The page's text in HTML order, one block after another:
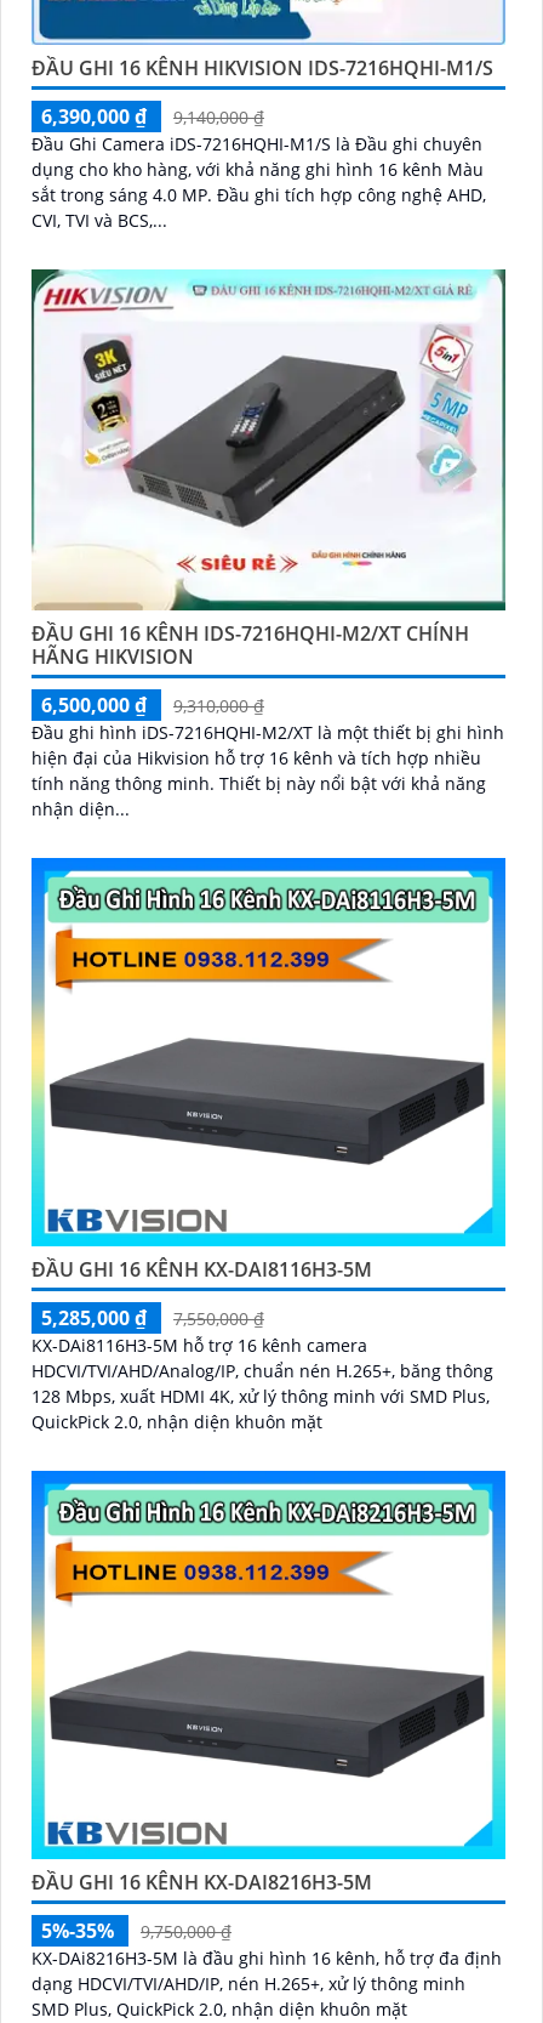
ĐẦU GHI 16 KÊNH HIKVISION IDS-7216HQHI-M1/S
6,390,000 ₫
9,140,000 ₫
Đầu Ghi Camera iDS-7216HQHI-M1/S là Đầu ghi chuyên
dụng cho kho hàng, với khả năng ghi hình 16 kênh Màu
sắt trong sáng 4.0 MP. Đầu ghi tích hợp công nghệ AHD,
CVI, TVI và BCS,...
ĐẦU GHI 16 KÊNH IDS-7216HQHI-M2/XT CHÍNH
HÃNG HIKVISION
6,500,000 ₫
9,310,000 ₫
Đầu ghi hình iDS-7216HQHI-M2/XT là một thiết bị ghi hình
hiện đại của Hikvision hỗ trợ 16 kênh và tích hợp nhiều
tính năng thông minh. Thiết bị này nổi bật với khả năng
nhận diện...
ĐẦU GHI 16 KÊNH KX-DAI8116H3-5M
5,285,000 ₫
7,550,000 ₫
KX-DAi8116H3-5M hỗ trợ 16 kênh camera
HDCVI/TVI/AHD/Analog/IP, chuẩn nén H.265+, băng thông
128 Mbps, xuất HDMI 4K, xử lý thông minh với SMD Plus,
QuickPick 2.0, nhận diện khuôn mặt
ĐẦU GHI 16 KÊNH KX-DAI8216H3-5M
5%-35%
9,750,000 ₫
KX-DAi8216H3-5M là đầu ghi hình 16 kênh, hỗ trợ đa định
dạng HDCVI/TVI/AHD/IP, nén H.265+, xử lý thông minh
SMD Plus, QuickPick 2.0, nhận diện khuôn mặt